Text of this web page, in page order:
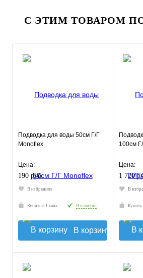
С ЭТИМ ТОВАРОМ
Подводка для воды 50см Г/Г
Monoflex
Цена:
190 руб.
В избранное
Купить в 1 клик В наличии
В корзину
100см
Цена:
1 720
В
Купить